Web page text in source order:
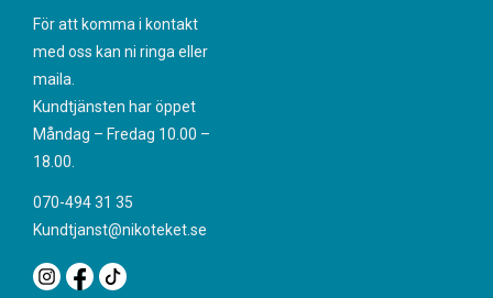
För att komma i kontakt
med oss kan ni ringa eller
maila.
Kundtjänsten har öppet
Måndag – Fredag 10.00 –
18.00.
070-494 31 35
Kundtjanst@nikoteket.se